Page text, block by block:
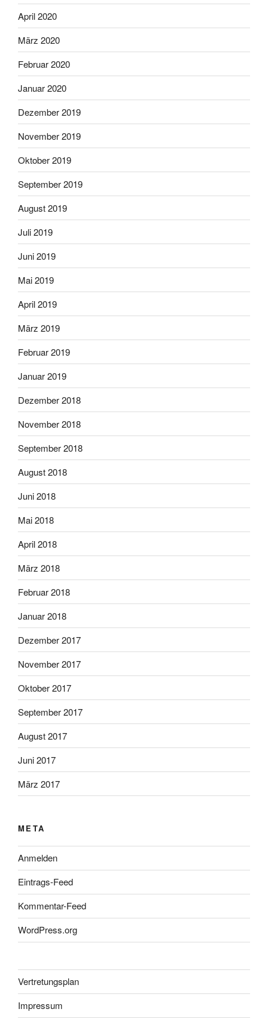
April 2020
März 2020
Februar 2020
Januar 2020
Dezember 2019
November 2019
Oktober 2019
September 2019
August 2019
Juli 2019
Juni 2019
Mai 2019
April 2019
März 2019
Februar 2019
Januar 2019
Dezember 2018
November 2018
September 2018
August 2018
Juni 2018
Mai 2018
April 2018
März 2018
Februar 2018
Januar 2018
Dezember 2017
November 2017
Oktober 2017
September 2017
August 2017
Juni 2017
März 2017
META
Anmelden
Eintrags-Feed
Kommentar-Feed
WordPress.org
Vertretungsplan
Impressum